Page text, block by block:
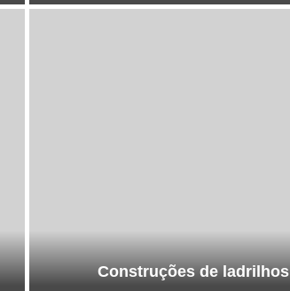
Construções de ladrilhos